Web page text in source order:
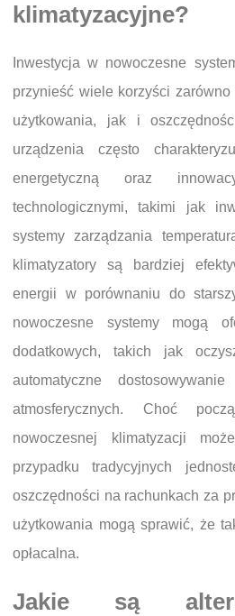
klimatyzacyjne?
Inwestycja w nowoczesne
przynieść wiele korzyści
użytkowania, jak i
urządzenia często
energetyczną oraz
technologicznymi, takimi jak
systemy zarządzania
klimatyzatory są bardziej
energii w porównaniu do
nowoczesne systemy mogą
dodatkowych, takich jak
automatyczne
atmosferycznych. Choć
nowoczesnej klimatyzacji
przypadku tradycyjnych
oszczędności na rachunkach za
użytkowania mogą sprawić, że
opłacalna.
Jakie są